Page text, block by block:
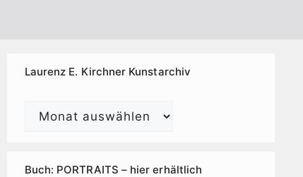
Laurenz E. Kirchner Kunstarchiv
Laurenz
Buch: PORTRAITS – hier erhältlich